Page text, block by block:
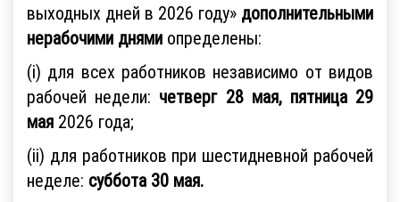
выходных дней в 2026 году» дополнительными
нерабочими днями определены:
(i) для всех работников независимо от видов
рабочей недели: четверг 28 мая, пятница 29
мая 2026 года;
(ii) для работников при шестидневной рабочей
неделе: суббота 30 мая.